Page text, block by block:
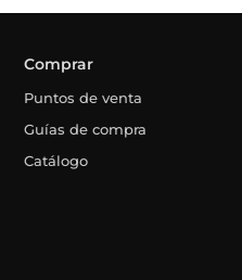
Comprar
Puntos de venta
Guías de compra
Catálogo